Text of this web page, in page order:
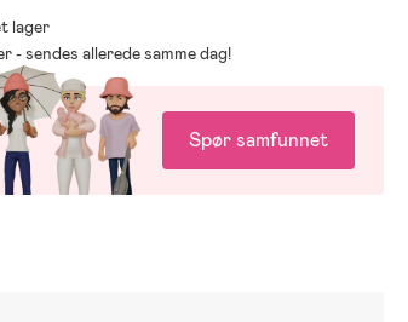
lager
- sendes allerede samme dag!
Spør samfunnet